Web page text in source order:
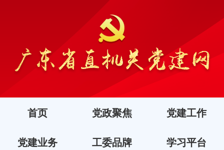
首页 党政聚焦 党建工作
党建业务 工委品牌 学习平台